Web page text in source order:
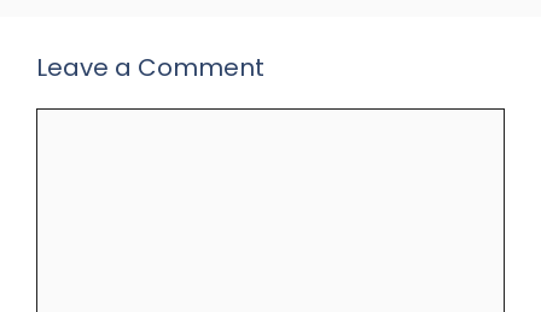
Leave a Comment